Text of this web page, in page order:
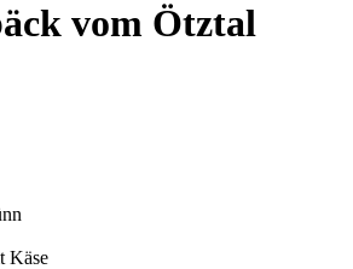
vom Ötztal
Käse